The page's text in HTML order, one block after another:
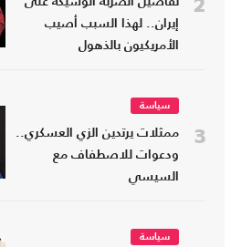
تفاصيل الضربة الوشيكة على
إيران.. لهذا السبب أصيب
الأمريكيون بالذهول
3
سياسة
ممثلات يرتدين الزي العسكري..
ودعوات للاصطفاف مع
السيسي
سياسة